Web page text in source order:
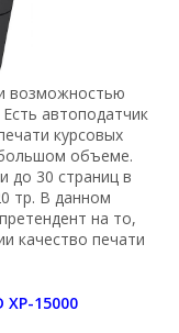
возможностью
автоподатчик
курсовых
объеме.
до 30 страниц в
тр. В данном
на то,
качество печати
15000